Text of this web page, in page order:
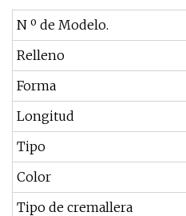
N º de Modelo.
Relleno
Forma
Longitud
Tipo
Color
Tipo de cremallera